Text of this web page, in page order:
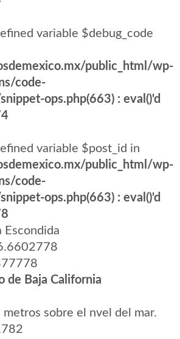
variable $debug_code
public_html/wp-
code-
ops.php(663) : eval()'d
variable $post_id in
public_html/wp-
code-
ops.php(663) : eval()'d
Escondida
de Baja California
sobre el nvel del mar.